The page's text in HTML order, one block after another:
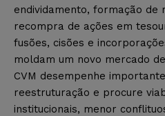
endividamento, formação de
recompra de ações em
fusões, cisões e
moldam um novo mercado
CVM desempenhe
reestruturação e procure
institucionais, menor